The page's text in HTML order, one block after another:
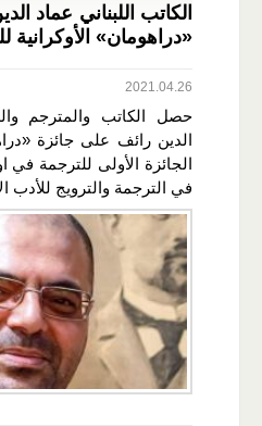
الكاتب اللبناني عماد
«دراهومان» الأوكرانية
2021.04.26
حصل الكاتب والمترجم
الدين رائف على جائزة
الجائزة الأولى للترجمة في
في الترجمة والترويج للأدب